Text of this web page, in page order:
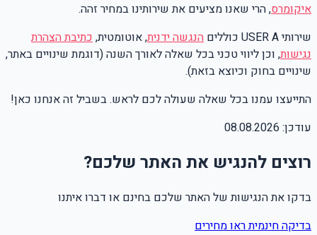
איקומרס, הרי שאנו מציעים את שירותינו במחיר זהה.
שירותי USER A כוללים
הנגשה ידנית, אוטומטית, כתיבתהצהרת
נגישות, וכן ליווי טכני בכל שאלה לאורך השנה (דוגמת שינויים באתר,
שינויים בחוק וכיוצא בזאת).
התייעצו עמנו בכל שאלה שעולה לכם לראש. בשביל זה אנחנו כאן!
עודכן: 08.08.2026
רוצים להנגיש את האתר שלכם?
בדקו את הנגישות של האתר שלכם בחינם או דברו איתנו
בדיקה חינמיתראו מחירים